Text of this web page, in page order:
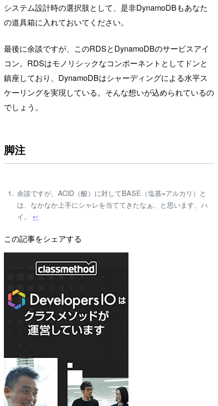
システム設計時の選択肢として、是非DynamoDBもあなた
の道具箱に入れておいてください。
最後に余談ですが、このRDSとDynamoDBのサービスアイ
コン。RDSはモノリシックなコンポーネントとしてドンと
鎮座しており、DynamoDBはシャーディングによる水平ス
ケーリングを実現している。そんな想いが込められているの
でしょう。
脚注
余談ですが、ACID（酸）に対してBASE（塩基=アルカリ）と
は、なかなか上手にシャレを当ててきたなぁ、と思います、ハ
イ。↩
この記事をシェアする